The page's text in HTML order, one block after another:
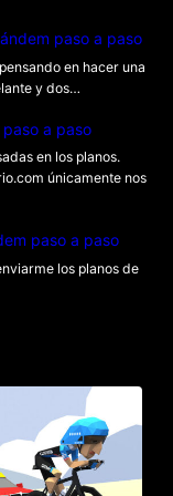
paso a paso
en hacer una
y dos…
a paso
en los planos.
únicamente nos
paso a paso
los planos de